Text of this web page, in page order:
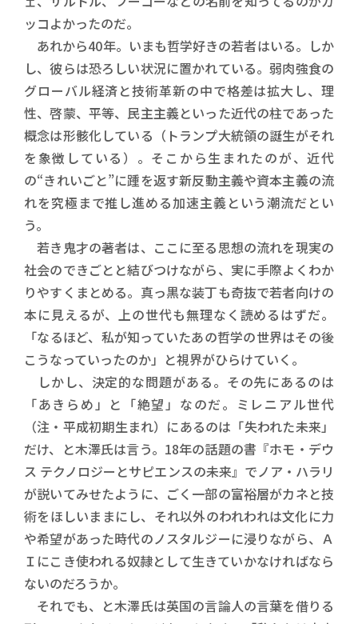
ッコよかったのだ。
あれから40年。いまも哲学好きの若者はいる。しか
し、彼らは恐ろしい状況に置かれている。弱肉強食の
グローバル経済と技術革新の中で格差は拡大し、理
性、啓蒙、平等、民主主義といった近代の柱であった
概念は形骸化している（トランプ大統領の誕生がそれ
を象徴している）。そこから生まれたのが、近代
の“きれいごと”に踵を返す新反動主義や資本主義の流
れを究極まで推し進める加速主義という潮流だとい
う。
若き鬼才の著者は、ここに至る思想の流れを現実の
社会のできごとと結びつけながら、実に手際よくわか
りやすくまとめる。真っ黒な装丁も奇抜で若者向けの
本に見えるが、上の世代も無理なく読めるはずだ。
「なるほど、私が知っていたあの哲学の世界はその後
こうなっていったのか」と視界がひらけていく。
しかし、決定的な問題がある。その先にあるのは
「あきらめ」と「絶望」なのだ。ミレニアル世代
（注・平成初期生まれ）にあるのは「失われた未来」
だけ、と木澤氏は言う。18年の話題の書『ホモ・デウ
ス テクノロジーとサピエンスの未来』でノア・ハラリ
が説いてみせたように、ごく一部の富裕層がカネと技
術をほしいままにし、それ以外のわれわれは文化に力
や希望があった時代のノスタルジーに浸りながら、Ａ
Ｉにこき使われる奴隷として生きていかなければなら
ないのだろうか。
それでも、と木澤氏は英国の言論人の言葉を借りる